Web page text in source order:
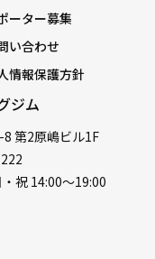
ジム
第2原嶋ビル1F
祝 14:00〜19:00
ーター募集
い合わせ
情報保護方針